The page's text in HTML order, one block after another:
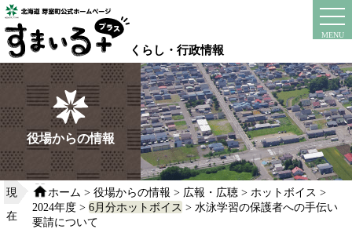
本
文
へ
移
動
る
くらし・行政情報
MENU
instagram
役場からの情報
現
在
ホーム > 役場からの情報 > 広報・広聴> ホットボイス >
2024年度> 6月分ホットボイス > 水泳学習の保護者への手伝い
要請について